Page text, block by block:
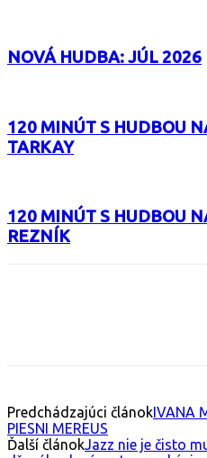
NOVÁ HUDBA: JÚL 2026
120 MINÚT S HUDBOU
TARKAY
120 MINÚT S HUDBOU
REZNÍK
Predchádzajúci článokIVANA
PIESNI MEREUS
Ďalší článokJazz nie je čisto